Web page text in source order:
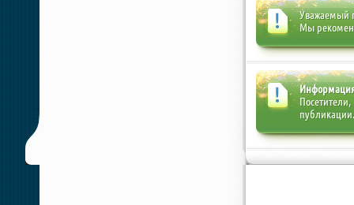
Уважаемый
Мы
публикации.